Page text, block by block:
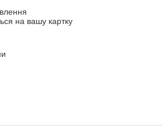
на вашу картку